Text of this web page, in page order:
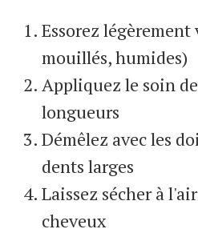
Essorez légèrement
mouillés, humides)
Appliquez le soin
longueurs
Démêlez avec les
dents larges
Laissez sécher à
cheveux